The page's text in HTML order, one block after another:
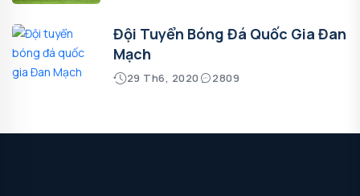
Đội Tuyển Bóng Đá Quốc Gia Đan
Mạch
29 Th6, 2020 2809